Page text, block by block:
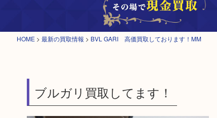
HOME > 最新の買取情報 > BVL GARI 高価買取しております！MM
ブルガリ買取してます！